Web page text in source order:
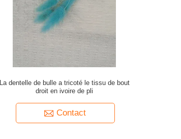
La dentelle de bulle a tricoté le tissu de bout
droit en ivoire de pli
Contact